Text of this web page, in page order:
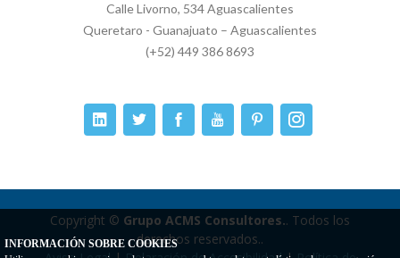
Calle Livorno, 534 Aguascalientes
Queretaro - Guanajuato – Aguascalientes
(+52) 449 386 8693
Copyright © Grupo ACMS Consultores.. Todos los
derechos reservados..
INFORMACIÓN SOBRE COOKIES